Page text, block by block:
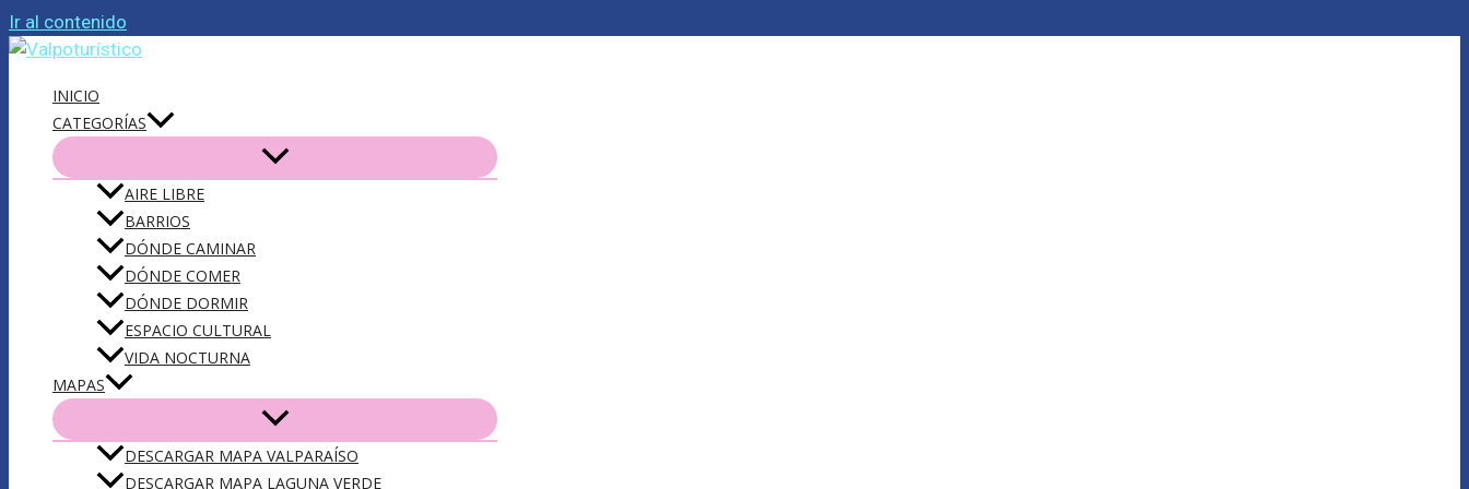
Ir al contenido
INICIO
CATEGORÍAS
AIRE LIBRE
BARRIOS
DÓNDE CAMINAR
DÓNDE COMER
DÓNDE DORMIR
ESPACIO CULTURAL
VIDA NOCTURNA
MAPAS
DESCARGAR MAPA VALPARAÍSO
DESCARGAR MAPA LAGUNA VERDE